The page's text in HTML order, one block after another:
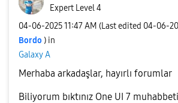
Expert Level 4
‎04-06-202511:47 AM (Last edited ‎04-06-
Bordo ) in
Galaxy A
Merhaba arkadaşlar, hayırlı forumlar
Biliyorum bıktınız One UI 7